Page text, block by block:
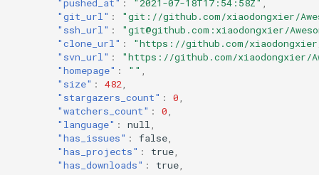
"git_url" :
"git://github.com/xiaodongxier/
"ssh_url" :
"git@github.com:xiaodongxier/
"clone_url" :
"https://github.com/xiaodongxier/
"svn_url" :
"https://github.com/xiaodongxier/
"homepage" : ""
"size" : 482
"stargazers_count" : 0
"watchers_count" : 0
"language" : null
"has_issues" : false
"has_projects" : true
"has_downloads" : true